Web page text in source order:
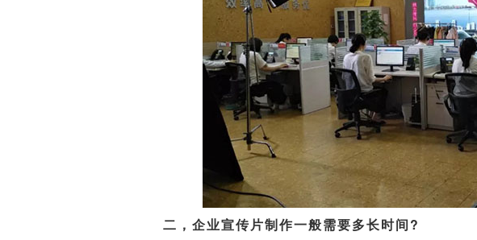
二，企业宣传片制作一般需要多长时间?